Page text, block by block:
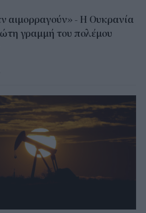
αιμορραγούν» - Η Ουκρανία
γραμμή του πολέμου